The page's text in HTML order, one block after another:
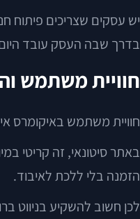
יש עסקים שצריכים פיתוח
בדרך שבה העסק עובד
חוויית משתמש
חוויית משתמש באיקומרס
באתר סיטונאי, זה קריטי
הזמנה בלי ללכת לאיבוד.
לכן חשוב להשקיע בניווט